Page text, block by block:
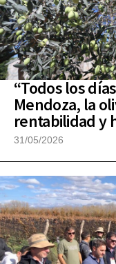
“Todos los
Mendoza, la
rentabilidad y
31/05/2026